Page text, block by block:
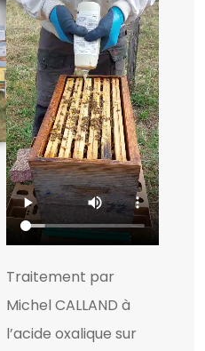
Traitement par
Michel CALLAND à
l’acide oxalique sur